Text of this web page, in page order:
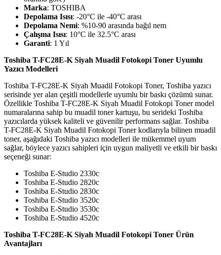
Marka: TOSHIBA
Depolama Isısı: -20°C ile -40°C arası
Depolama Nemi: %10-90 arasında bağıl nem
Çalışma Isısı: 10°C ile 32.5°C arası
Garanti: 1 Yıl
Toshiba T-FC28E-K Siyah Muadil Fotokopi Toner Uyumlu
Yazıcı Modelleri
Toshiba T-FC28E-K Siyah Muadil Fotokopi Toner, Toshiba yazıcı
serisinde yer alan çeşitli modellerle uyumlu bir baskı çözümü sunar.
Özellikle Toshiba T-FC28E-K Siyah Muadil Fotokopi Tonermodel
numaralarına sahip bu muadil toner kartuşu, bu serideki Toshiba
yazıcılarda yüksek kaliteli ve güvenilir performans sağlar. Toshiba
T-FC28E-K Siyah Muadil Fotokopi Tonerkodlarıyla bilinen muadil
toner, aşağıdaki Toshiba yazıcı modelleri ile mükemmel uyum
sağlar, böylece yazıcı sahipleri için uygun maliyetli ve etkili bir baskı
seçeneği sunar:
Toshiba E-Studio 2330c
Toshiba E-Studio 2820c
Toshiba E-Studio 2830c
Toshiba E-Studio 3520c
Toshiba E-Studio 3530c
Toshiba E-Studio 4520c
Toshiba T-FC28E-K Siyah Muadil Fotokopi Toner Ürün
Avantajları